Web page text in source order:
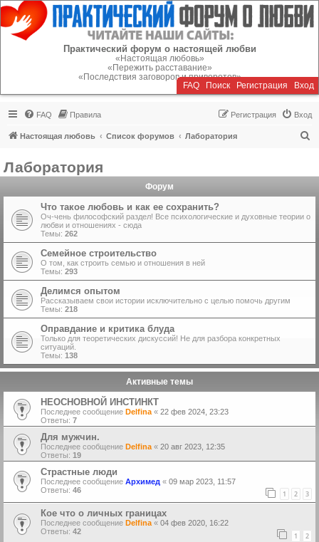
Регистрация
Практический форум о настоящей любви
«Настоящая любовь»
«Пережить расставание»
«Последствия заговоров и приворотов»
FAQ Поиск Регистрация Вход
FAQ Правила Вход
Регистрация
Настоящая любовь Список форумов Лаборатория
Лаборатория
Форум
Что такое любовь и как ее сохранить?
Оч-чень философский раздел! Все психологические и духовные теории о
любви и отношениях - сюда
Темы: 262
Семейное строительство
О том, как строить семью и отношения в ней
Темы: 293
Делимся опытом
Рассказываем свои истории исключительно с целью помочь другим
Темы: 218
Оправдание и критика блуда
Только для теоретических дискуссий! Не для разбора конкретных
ситуаций.
Темы: 138
Активные темы
НЕОСНОВНОЙ ИНСТИНКТ
Последнее сообщение Delfina « 22 фев 2024, 23:23
Ответы: 7
Для мужчин.
Последнее сообщение Delfina « 20 авг 2023, 12:35
Ответы: 19
Страстные люди
Последнее сообщение Архимед « 09 мар 2023, 11:57
Ответы: 46 1 2 3
Кое что о личных границах
Последнее сообщение Delfina « 04 фев 2020, 16:22
Ответы: 42 1 2